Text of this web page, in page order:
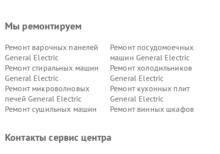
Мы ремонтируем
Ремонт варочных панелей
General Electric
Ремонт посудомоечных
машин General Electric
Ремонт стиральных машин
General Electric
Ремонт холодильников
General Electric
Ремонт микроволновых
печей General Electric
Ремонт кухонных плит
General Electric
Ремонт сушильных машин
Ремонт винных шкафов
Electric
General Electric
Контакты сервис центра